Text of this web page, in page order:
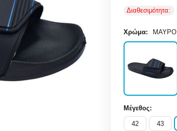
Διαθεσιμότητα:
Χρώμα: ΜΑΥΡΟ
Μέγεθος:
42 43